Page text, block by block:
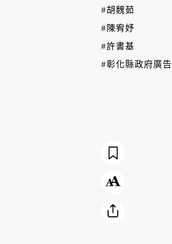
#胡魏茹
#陳宥妤
#許書基
#彰化縣政府廣告